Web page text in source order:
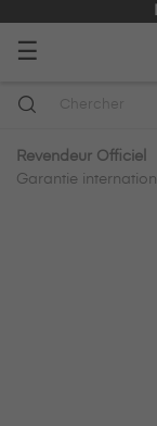
Basculer
navigation
☰
Revendeur Officiel
Garantie